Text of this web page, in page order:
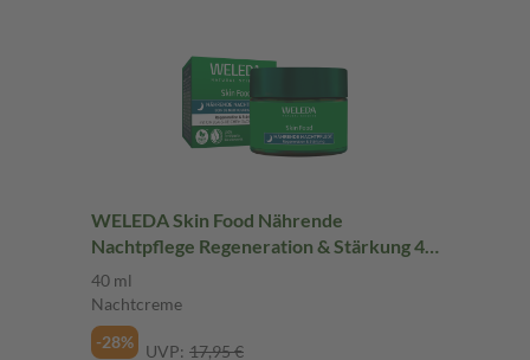
WELEDA Skin Food Nährende
Nachtpflege Regeneration & Stärkung 40
ml Nachtcreme
40 ml
Nachtcreme
-28%
UVP: 17,95 €